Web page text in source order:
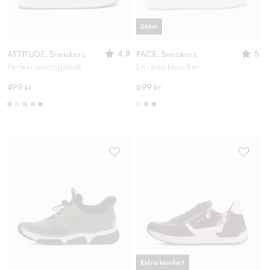
ATTITUDE, Sneakers
4.8
Perfekt vardagslook
499 kr
PACE, Sneakers
5
En riktig klassiker
699 kr
Skinn
Extra komfort